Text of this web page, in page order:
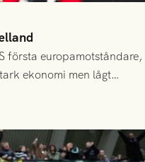
första europamotståndare,
ekonomi men lågt
styrka och individuell